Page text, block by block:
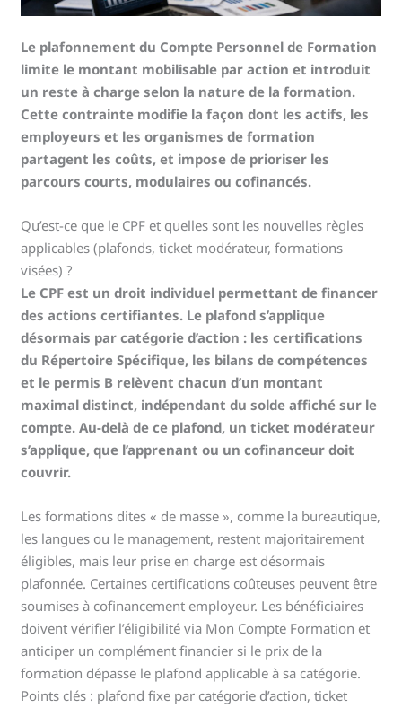
Le plafonnement du Compte Personnel de Formation
limite le montant mobilisable par action et introduit
un reste à charge selon la nature de la formation.
Cette contrainte modifie la façon dont les actifs, les
employeurs et les organismes de formation
partagent les coûts, et impose de prioriser les
parcours courts, modulaires ou cofinancés.
Qu’est-ce que le CPF et quelles sont les nouvelles règles
applicables (plafonds, ticket modérateur, formations
visées) ?
Le CPF est un droit individuel permettant de financer
des actions certifiantes. Le plafond s’applique
désormais par catégorie d’action : les certifications
du Répertoire Spécifique, les bilans de compétences
et le permis B relèvent chacun d’un montant
maximal distinct, indépendant du solde affiché sur le
compte. Au-delà de ce plafond, un ticket modérateur
s’applique, que l’apprenant ou un cofinanceur doit
couvrir.
Les formations dites « de masse », comme la bureautique,
les langues ou le management, restent majoritairement
éligibles, mais leur prise en charge est désormais
plafonnée. Certaines certifications coûteuses peuvent être
soumises à cofinancement employeur. Les bénéficiaires
doivent vérifier l’éligibilité via Mon Compte Formation et
anticiper un complément financier si le prix de la
formation dépasse le plafond applicable à sa catégorie.
Points clés : plafond fixe par catégorie d’action, ticket